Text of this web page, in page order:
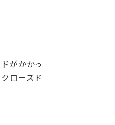
がかかっ
ローズド